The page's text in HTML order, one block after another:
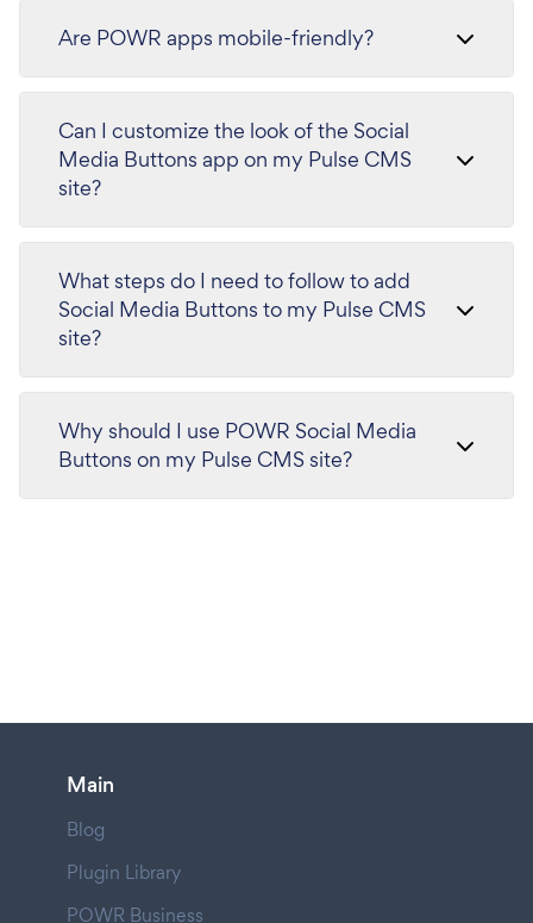
Are POWR apps mobile-friendly?
Can I customize the look of the Social
Media Buttons app on my Pulse CMS
site?
What steps do I need to follow to add
Social Media Buttons to my Pulse CMS
site?
Why should I use POWR Social Media
Buttons on my Pulse CMS site?
Main
Blog
Plugin Library
POWR Business